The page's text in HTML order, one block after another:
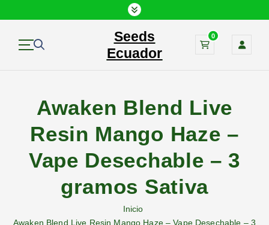
a
Seeds
Ecuador
0
Awaken Blend Live
Resin Mango Haze –
Vape Desechable – 3
gramos Sativa
Inicio
Awaken Blend Live Resin Mango Haze – Vape Desechable – 3